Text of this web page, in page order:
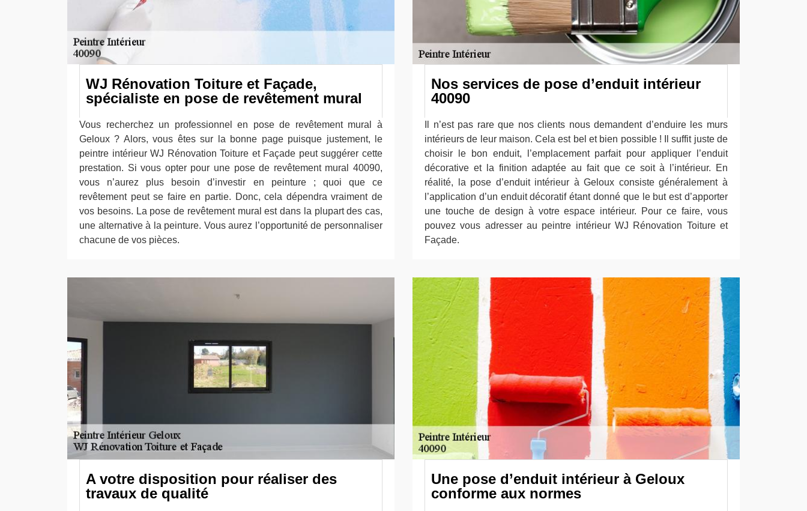
WJ Rénovation Toiture et Façade,
spécialiste en pose de revêtement mural
Vous recherchez un professionnel en pose de revêtement mural à
Geloux ? Alors, vous êtes sur la bonne page puisque justement, le
peintre intérieur WJ Rénovation Toiture et Façade peut suggérer cette
prestation. Si vous opter pour une pose de revêtement mural 40090,
vous n’aurez plus besoin d’investir en peinture ; quoi que ce
revêtement peut se faire en partie. Donc, cela dépendra vraiment de
vos besoins. La pose de revêtement mural est dans la plupart des cas,
une alternative à la peinture. Vous aurez l’opportunité de personnaliser
chacune de vos pièces.
Nos services de pose d’enduit intérieur
40090
Il n’est pas rare que nos clients nous demandent d’enduire les murs
intérieurs de leur maison. Cela est bel et bien possible ! Il suffit juste de
choisir le bon enduit, l’emplacement parfait pour appliquer l’enduit
décorative et la finition adaptée au fait que ce soit à l’intérieur. En
réalité, la pose d’enduit intérieur à Geloux consiste généralement à
l’application d’un enduit décoratif étant donné que le but est d’apporter
une touche de design à votre espace intérieur. Pour ce faire, vous
pouvez vous adresser au peintre intérieur WJ Rénovation Toiture et
Façade.
A votre disposition pour réaliser des
travaux de qualité
Une pose d’enduit intérieur à Geloux
conforme aux normes